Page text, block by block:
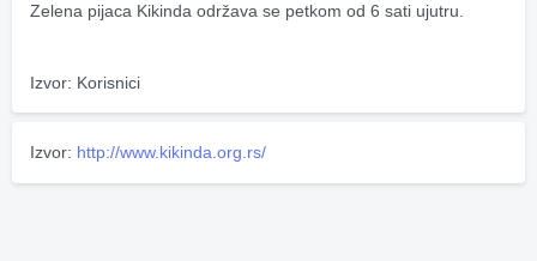
Zelena pijaca Kikinda održava se petkom od 6 sati ujutru.
Izvor: Korisnici
Izvor: http://www.kikinda.org.rs/